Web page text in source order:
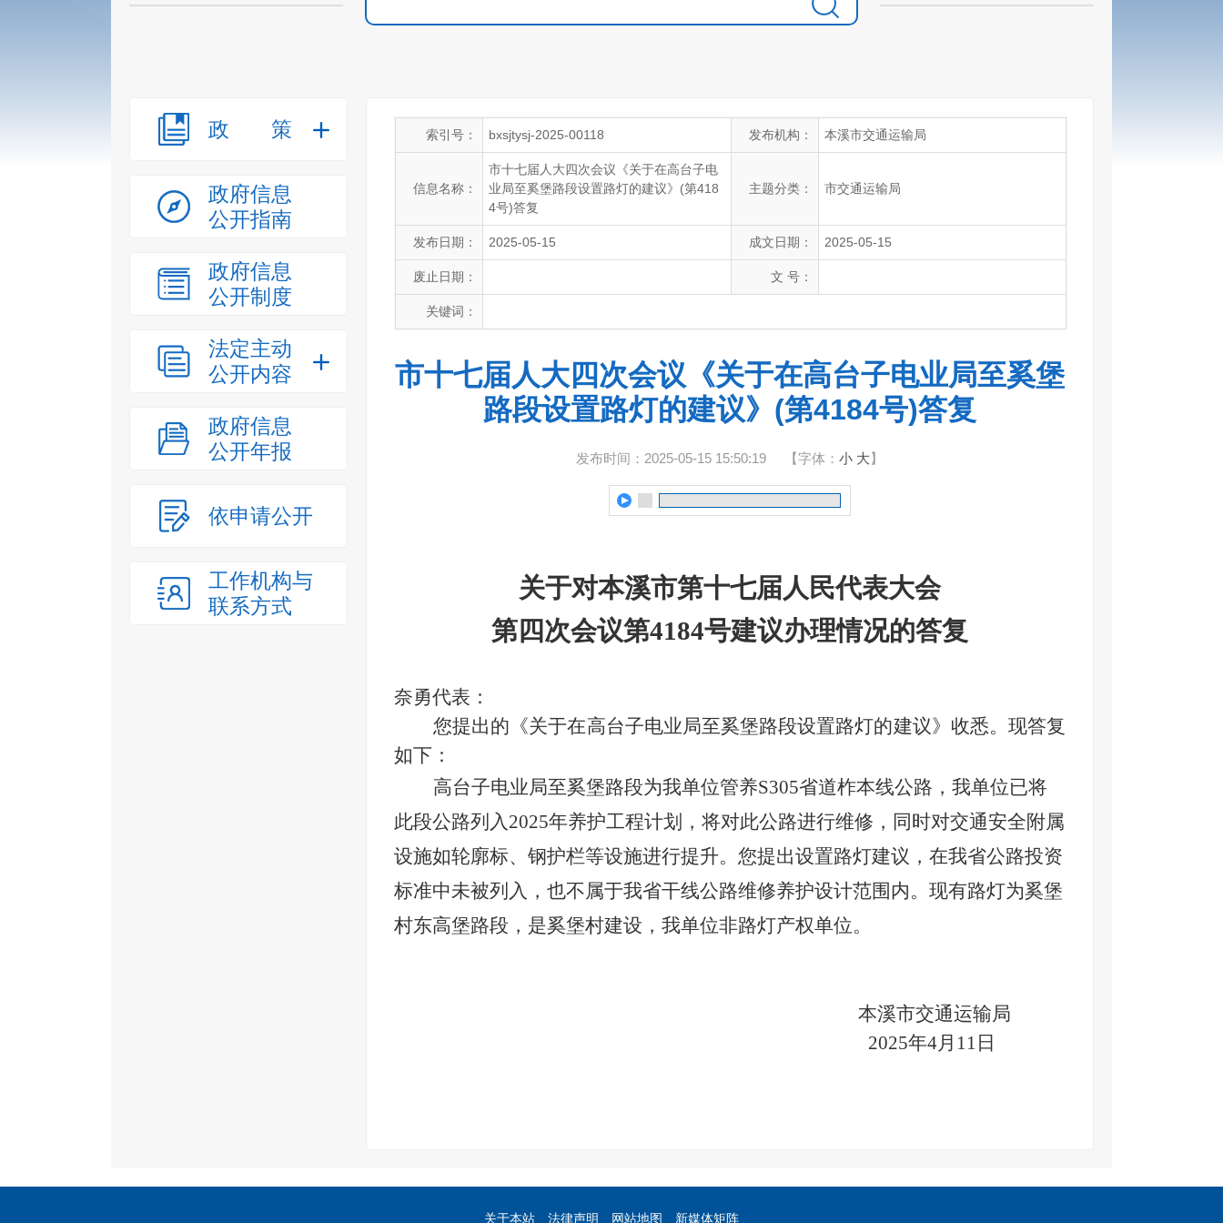
政策
政府信息
公开指南
政府信息
公开制度
法定主动
公开内容
政府信息
公开年报
依申请公开
工作机构与
联系方式
索引号： bxsjtysj-2025-00118 发布机构： 本溪市交通运输局
信息名称：
市十七届人大四次会议《关于在高台子电
业局至奚堡路段设置路灯的建议》(第418
4号)答复
主题分类： 市交通运输局
发布日期： 2025-05-15 成文日期： 2025-05-15
废止日期： 文 号：
关键词：
市十七届人大四次会议《关于在高台子电业局至奚堡
路段设置路灯的建议》(第4184号)答复
发布时间：2025-05-15 15:50:19 【字体： 小 大】
关于对本溪市第十七届人民代表大会
第四次会议第4184号建议办理情况的答复
奈勇代表：
您提出的《关于在高台子电业局至奚堡路段设置路灯的建议》收悉。现答复
如下：
高台子电业局至奚堡路段为我单位管养S305省道柞本线公路，我单位已将
此段公路列入2025年养护工程计划，将对此公路进行维修，同时对交通安全附属
设施如轮廓标、钢护栏等设施进行提升。您提出设置路灯建议，在我省公路投资
标准中未被列入，也不属于我省干线公路维修养护设计范围内。 现有路灯为奚堡
村东高堡路段，是奚堡村建设，我单位非路灯产权单位。
本溪市交通运输局
2025年4月 11 日
关于本站 法律声明 网站地图 新媒体矩阵